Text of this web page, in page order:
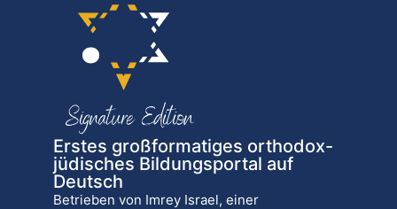
Erstes großformatiges orthodox-
jüdisches Bildungsportal auf
Deutsch
Betrieben von Imrey Israel, einer